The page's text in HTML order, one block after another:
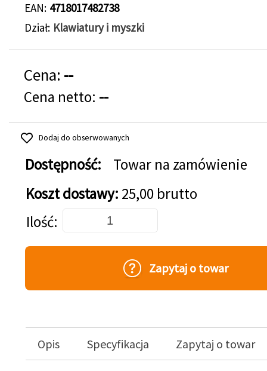
EAN 4718017482738
Dział Klawiatury i myszki
Cena: --
Cena netto: --
Dodaj do obserwowanych
Dostępność:
Towar na zamówienie
Koszt dostawy: 25,00 brutto
Dodaj do koszyka
Ilość
Zapytaj o towar
Opis Specyfikacja Zapytaj o towar